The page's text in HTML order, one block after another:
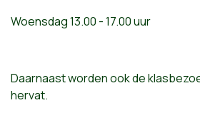
Woensdag 13.00 - 17.00 uur
Daarnaast worden ook de
hervat.